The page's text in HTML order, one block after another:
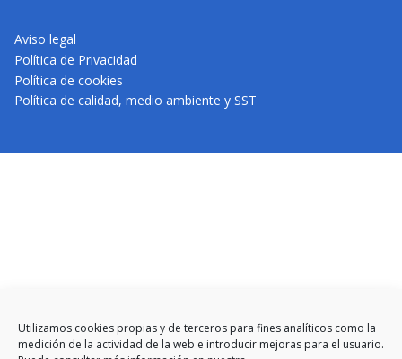
Utilizamos cookies propias y de terceros para fines analíticos como la
medición de la actividad de la web e introducir mejoras para el usuario.
Aviso legal
Política de Privacidad
Política de cookies
Política de calidad, medio ambiente y SST